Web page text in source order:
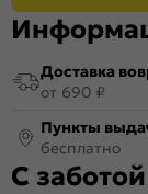
Доставка
от 690 ₽
Пункты
бесплатно
С